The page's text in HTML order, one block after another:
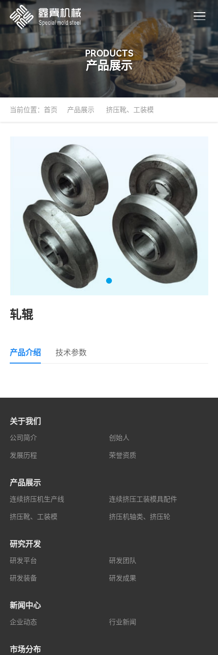
PRODUCTS
产品展示
当前位置： 首页 产品展示 挤压靴、工装模
轧辊
产品介绍 技术参数
关于我们
公司简介 创始人
发展历程 荣誉资质
产品展示
连续挤压机生产线 连续挤压工装模具配件
挤压靴、工装模 挤压机轴类、挤压轮
研究开发
研发平台 研发团队
研发装备 研发成果
新闻中心
企业动态 行业新闻
市场分布